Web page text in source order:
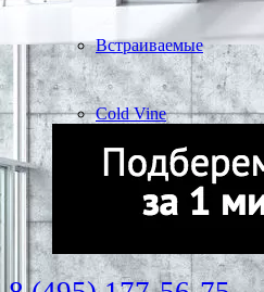
Встраиваемые
Cold Vine